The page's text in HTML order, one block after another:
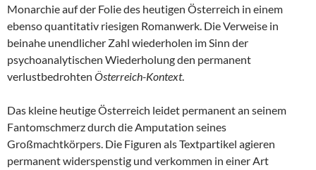
Monarchie auf der Folie des heutigen Österreich in einem
ebenso quantitativ riesigen Romanwerk. Die Verweise in
beinahe unendlicher Zahl wiederholen im Sinn der
psychoanalytischen Wiederholung den permanent
verlustbedrohten Österreich-Kontext.
Das kleine heutige Österreich leidet permanent an seinem
Fantomschmerz durch die Amputation seines
Großmachtkörpers. Die Figuren als Textpartikel agieren
permanent widerspenstig und verkommen in einer Art